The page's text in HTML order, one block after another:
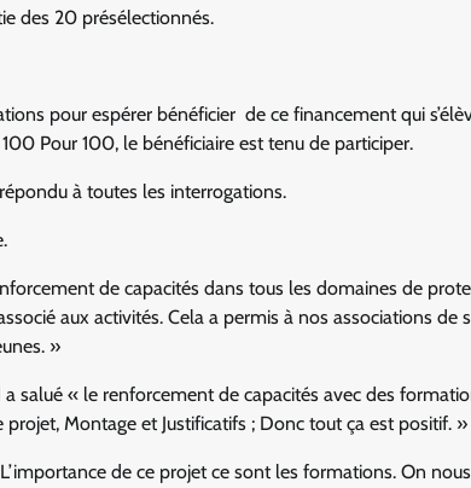
des 20 présélectionnés.
pour espérer bénéficier de ce financement qui
Pour 100, le bénéficiaire est tenu de participer.
à toutes les interrogations.
de capacités dans tous les domaines de
aux activités. Cela a permis à nos associations de
»
salué « le renforcement de capacités avec des
Montage et Justificatifs ; Donc tout ça est positif. »
de ce projet ce sont les formations. On